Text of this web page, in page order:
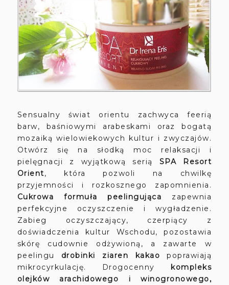
Sensualny świat orientu zachwyca feerią
barw, baśniowymi arabeskami oraz bogatą
mozaiką wielowiekowych kultur i zwyczajów.
Otwórz się na słodką moc relaksacji i
pielęgnacji z wyjątkową serią SPA Resort
Orient, która pozwoli na chwilkę
przyjemności i rozkosznego zapomnienia.
Cukrowa formuła peelingująca zapewnia
perfekcyjne oczyszczenie i wygładzenie.
Zabieg oczyszczający, czerpiący z
doświadczenia kultur Wschodu, pozostawia
skórę cudownie odżywioną, a zawarte w
peelingu drobinki ziaren kakaopoprawiają
mikrocyrkulację. Drogocenny kompleks
olejków arachidowego i winogronowego,